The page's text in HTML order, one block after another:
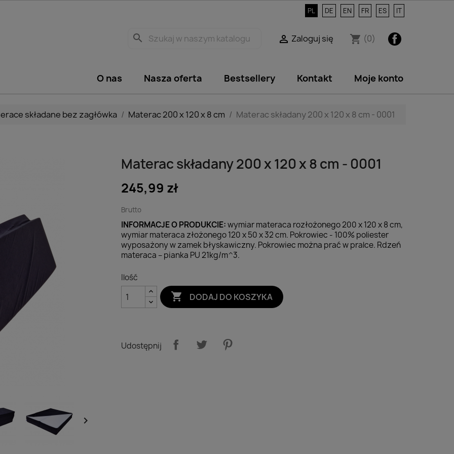
PL DE EN FR ES IT
Facebook
shopping_cart (0)
 Zaloguj się
search
O nas Nasza oferta Bestsellery Kontakt Moje konto
składane bez zagłówka Materac 200 x 120 x 8 cm Materac składany 200 x 120 x 8 cm - 0001

Materac składany 200 x 120 x 8 cm - 0001
245,99 zł
Brutto
INFORMACJE O PRODUKCIE:wymiar materaca rozłożonego 200 x 120 x 8 cm,
wymiar materaca złożonego 120 x 50 x 32 cm. Pokrowiec - 100% poliester
wyposażony w zamek błyskawiczny. Pokrowiec można prać w pralce. Rdzeń
materaca – pianka PU 21kg/m^3.
Ilość
 DODAJ DO KOSZYKA
Udostępnij